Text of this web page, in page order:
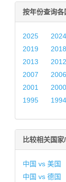
按年份查询各
2025 2024
2019
2018
2013
2012
2007
2006
2001
2000
1995
1994
比较相关国
中国 vs 美国
中国 vs 德国